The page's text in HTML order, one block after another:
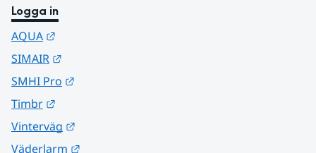
Logga in
AQUA
SIMAIR
SMHI Pro
Timbr
Vinterväg
Väderlarm